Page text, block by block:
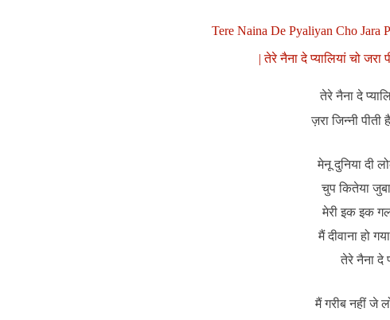
Tere Naina De Pyaliyan Cho Jara
| तेरे नैना दे प्यालियां चो जरा
तेरे नैना दे
ज़रा जिन्नी पीती
मेनू दुनिया दी
चुप कितेया
मेरी इक इक गल
मैं दीवाना हो
तेरे नैना दे
मैं गरीब नहीं जे